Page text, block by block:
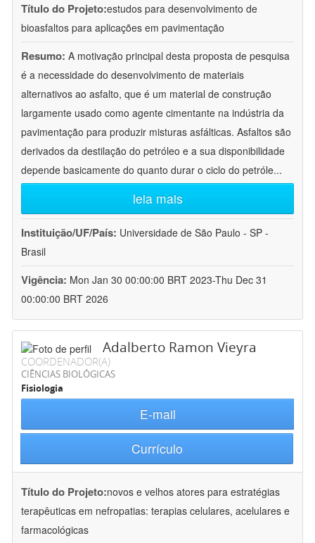
Título do Projeto:estudos para desenvolvimento de
bioasfaltos para aplicações em pavimentação
Resumo: A motivação principal desta proposta de pesquisa
é a necessidade do desenvolvimento de materiais
alternativos ao asfalto, que é um material de construção
largamente usado como agente cimentante na indústria da
pavimentação para produzir misturas asfálticas. Asfaltos são
derivados da destilação do petróleo e a sua disponibilidade
depende basicamente do quanto durar o ciclo do petróle...
leia mais
Instituição/UF/País: Universidade de São Paulo - SP -
Brasil
Vigência: Mon Jan 30 00:00:00 BRT 2023-Thu Dec 31
00:00:00 BRT 2026
Adalberto Ramon Vieyra
COORDENADOR(A)
CIÊNCIAS BIOLÓGICAS
Fisiologia
E-mail
Currículo
Título do Projeto:novos e velhos atores para estratégias
terapêuticas em nefropatias: terapias celulares, acelulares e
farmacológicas